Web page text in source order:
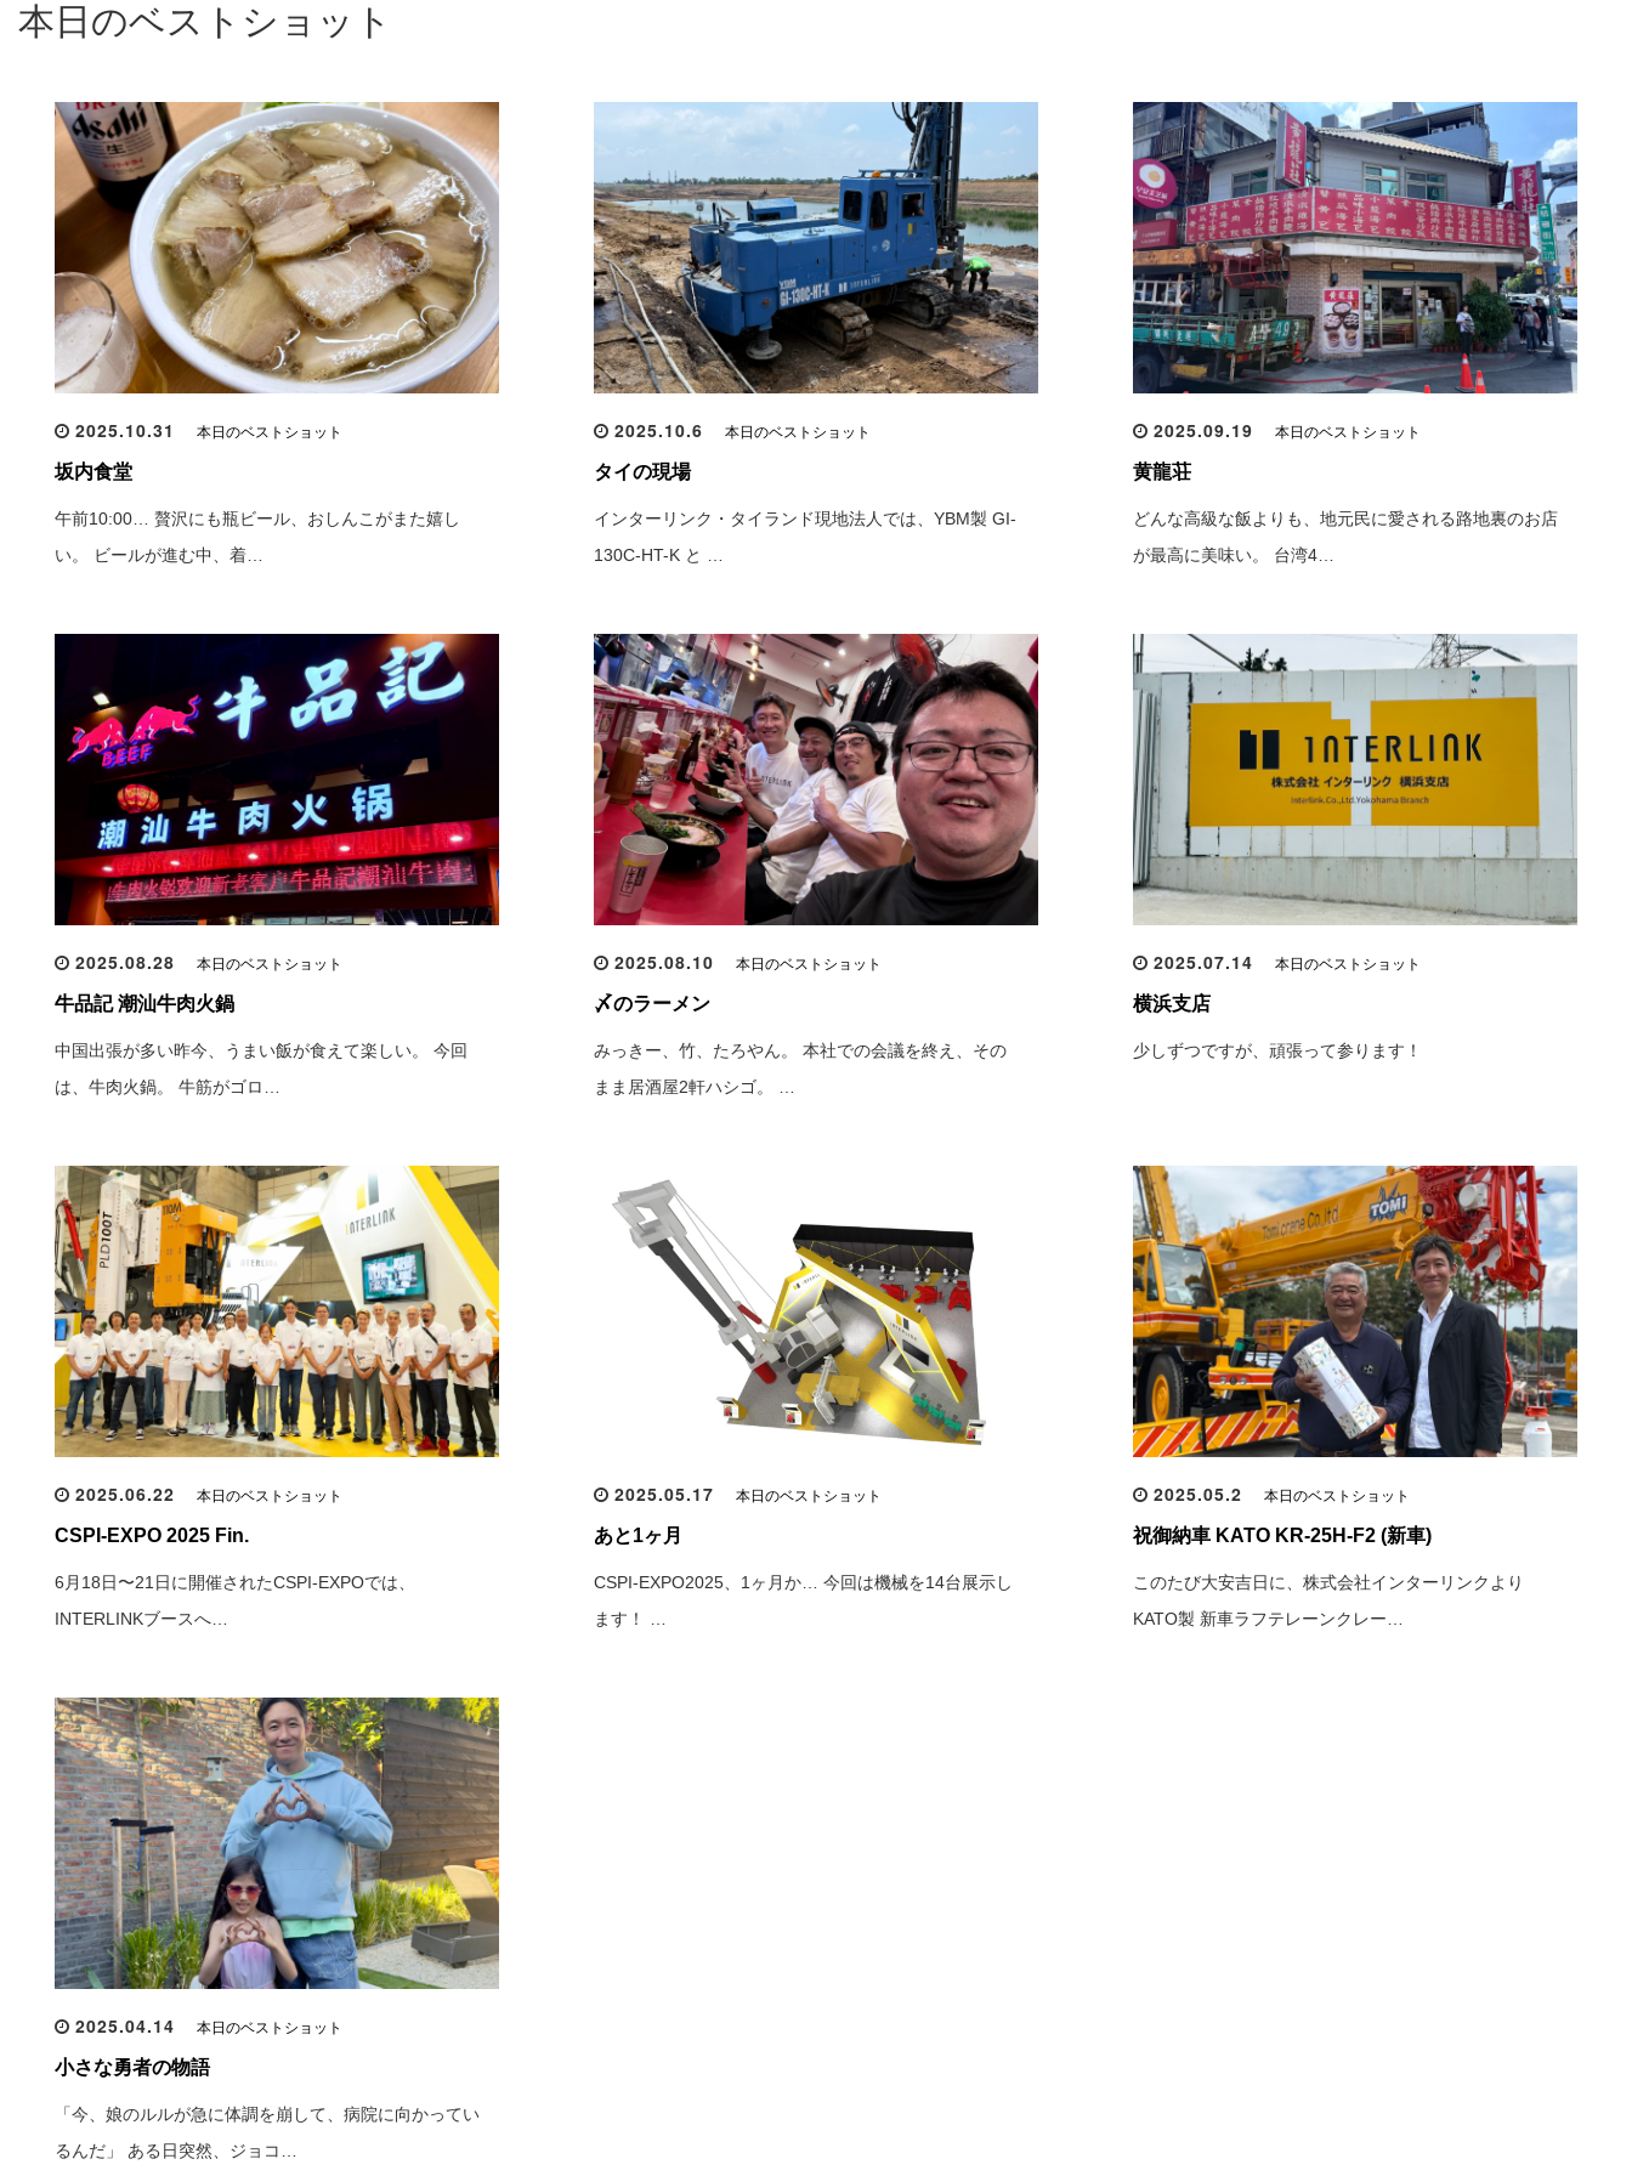
本日のベストショット
2025.10.31 本日のベストショット
坂内食堂
午前10:00… 贅沢にも瓶ビール、おしんこがまた嬉し
い。 ビールが進む中、着…
2025.10.6 本日のベストショット
タイの現場
インターリンク・タイランド現地法人では、YBM製 GI-
130C-HT-K と …
2025.09.19 本日のベストショット
黄龍荘
どんな高級な飯よりも、地元民に愛される路地裏のお店
が最高に美味い。 台湾4…
2025.08.28 本日のベストショット
牛品記 潮汕牛肉火鍋
中国出張が多い昨今、うまい飯が食えて楽しい。 今回
は、牛肉火鍋。 牛筋がゴロ…
2025.08.10 本日のベストショット
〆のラーメン
みっきー、竹、たろやん。 本社での会議を終え、その
まま居酒屋2軒ハシゴ。 …
2025.07.14 本日のベストショット
横浜支店
少しずつですが、頑張って参ります！
2025.06.22 本日のベストショット
CSPI-EXPO 2025 Fin.
6月18日〜21日に開催されたCSPI-EXPOでは、
INTERLINKブースへ…
2025.05.17 本日のベストショット
あと1ヶ月
CSPI-EXPO2025、1ヶ月か… 今回は機械を14台展示し
ます！ …
2025.05.2 本日のベストショット
祝御納車 KATO KR-25H-F2 (新車)
このたび大安吉日に、株式会社インターリンクより
KATO製 新車ラフテレーンクレー…
2025.04.14 本日のベストショット
小さな勇者の物語
「今、娘のルルが急に体調を崩して、病院に向かってい
るんだ」 ある日突然、ジョコ…